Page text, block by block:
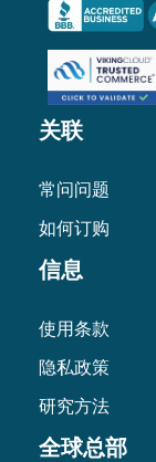
关联
常问问题
如何订购
信息
使用条款
隐私政策
研究方法
全球总部